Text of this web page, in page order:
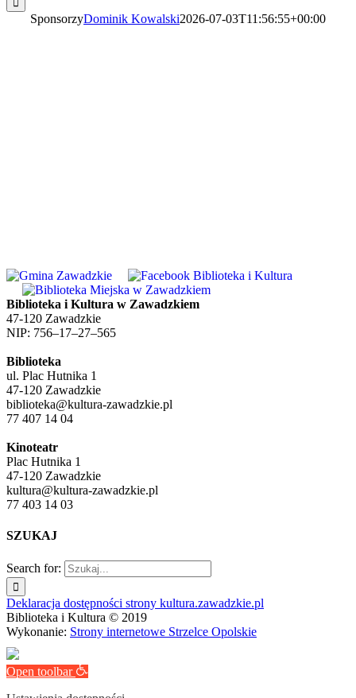
SponsorzyDominik Kowalski2026-07-03T11:56:55+00:00
Biblioteka i Kultura w Zawadzkiem
47-120 Zawadzkie
NIP: 756–17–27–565
Biblioteka
ul. Plac Hutnika 1
47-120 Zawadzkie
biblioteka@kultura-zawadzkie.pl
77 407 14 04
Kinoteatr
Plac Hutnika 1
47-120 Zawadzkie
kultura@kultura-zawadzkie.pl
77 403 14 03
SZUKAJ
Search for:
Deklaracja dostępności strony kultura.zawadzkie.pl
Biblioteka i Kultura © 2019
Wykonanie: Strony internetowe Strzelce Opolskie
Open toolbar